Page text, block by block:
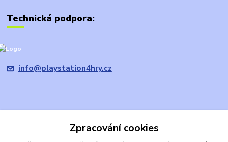
Technická podpora:
info@playstation4hry.cz
Upravit sběr cookies.
Zpracování cookies